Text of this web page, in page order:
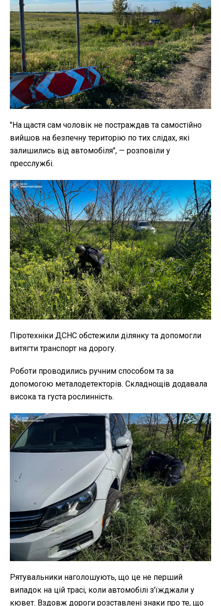
"На щастя сам чоловік не постраждав та самостійно
вийшов на безпечну територію по тих слідах, які
залишились від автомобіля", — розповіли у
пресслужбі.
Піротехніки ДСНС обстежили ділянку та допомогли
витягти транспорт на дорогу.
Роботи проводились ручним способом та за
допомогою металодетекторів. Складнощів додавала
висока та густа рослинність.
Рятувальники наголошують, що це не перший
випадок на цій трасі, коли автомобілі з'їжджали у
кювет. Вздовж дороги розставлені знаки про те, що